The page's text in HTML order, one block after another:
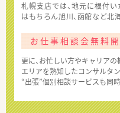
札幌支店では、地元に根付
はもちろん旭川、函館など北
お仕事相談会無料開
更に、お忙しい方やキャリア
エリアを熟知したコンサルタン
“出張”個別相談サービスも同